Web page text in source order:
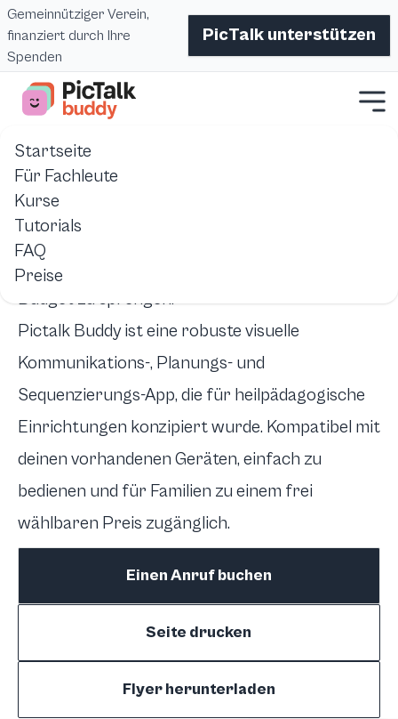
Gemeinnütziger Verein,
finanziert durch Ihre
Spenden
PicTalk unterstützen
Startseite
Für Fachleute
Kurse
Tutorials
FAQ
Preise
Startseite
10.000 Benutzer • 143 Partnerstrukturen
Spare Zeit. Unterstütze besser. Ohne dein
Budget zu sprengen.
Pictalk Buddy ist eine robuste visuelle
Kommunikations-, Planungs- und
Sequenzierungs-App, die für heilpädagogische
Einrichtungen konzipiert wurde. Kompatibel mit
deinen vorhandenen Geräten, einfach zu
bedienen und für Familien zu einem frei
wählbaren Preis zugänglich.
Einen Anruf buchen
Seite drucken
Flyer herunterladen